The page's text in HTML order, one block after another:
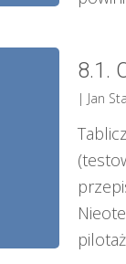
8.1.
| Jan